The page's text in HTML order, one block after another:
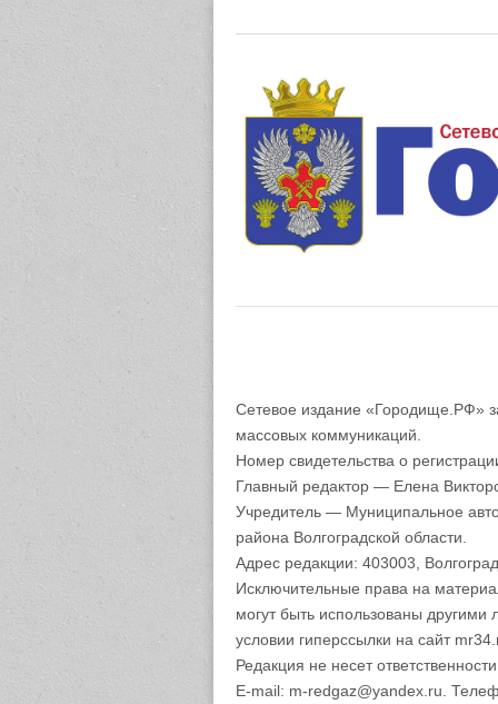
Сетевое издание «Городище.РФ»
массовых коммуникаций.
Номер свидетельства о
Главный редактор — Елена
Учредитель — Муниципальное
района Волгоградской области.
Адрес редакции: 403003,
Исключительные права на
могут быть использованы
условии гиперссылки на сайт
Редакция не несет
E-mail: m-redgaz@yandex.ru.